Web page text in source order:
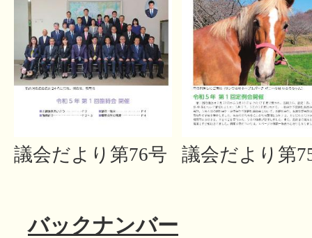
議会だより第76号 議会だより第
バックナンバー